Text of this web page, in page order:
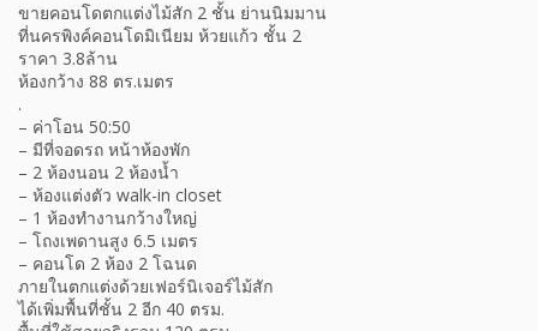
ขายคอนโดตกแต่งไม้สัก 2 ชั้น ย่านนิมมาน
ที่นครพิงค์คอนโดมิเนียม ห้วยแก้ว ชั้น 2
ราคา 3.8ล้าน
ห้องกว้าง 88 ตร.เมตร
.
– ค่าโอน 50:50
– มีที่จอดรถ หน้าห้องพัก
– 2 ห้องนอน 2 ห้องน้ำ
– ห้องแต่งตัว walk-in closet
– 1 ห้องทำงานกว้างใหญ่
– โถงเพดานสูง 6.5 เมตร
– คอนโด 2 ห้อง 2 โฉนด
ภายในตกแต่งด้วยเฟอร์นิเจอร์ไม้สัก
ได้เพิ่มพื้นที่ชั้น 2 อีก 40 ตรม.